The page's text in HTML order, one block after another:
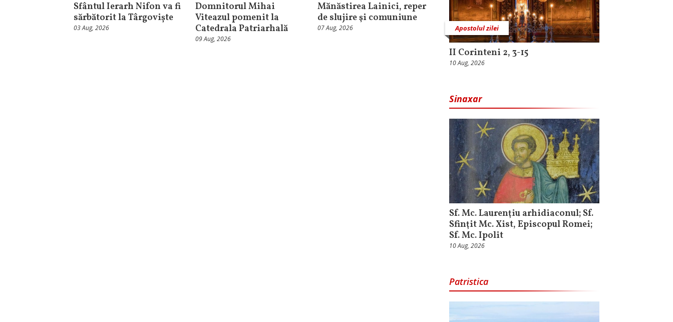
Sfântul Ierarh Nifon va fi
sărbătorit la Târgoviște
03 Aug, 2026
Domnitorul Mihai
Viteazul pomenit la
Catedrala Patriarhală
09 Aug, 2026
Mănăstirea Lainici, reper
de slujire şi comuniune
07 Aug, 2026 Apostolul zilei
II Corinteni 2, 3-15
10 Aug, 2026
Sinaxar
Sf. Mc. Laurenţiu arhidiaconul; Sf.
Sfinţit Mc. Xist, Episcopul Romei;
Sf. Mc. Ipolit
10 Aug, 2026
Patristica